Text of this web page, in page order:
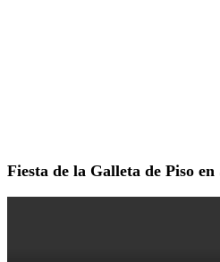
Fiesta de la Galleta de Piso